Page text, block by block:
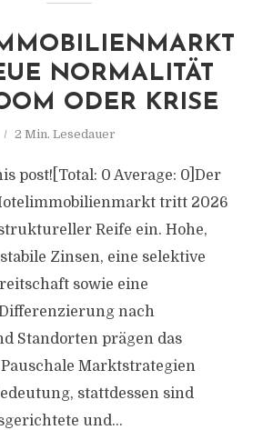
NORMALITÄT
ODER KRISE
2 Min. Lesedauer
post![Total: 0 Average: 0]Der
tritt 2026
Reife ein. Hohe,
Zinsen, eine selektive
sowie eine
nach
Standorten prägen das
Marktstrategien
stattdessen sind
und...